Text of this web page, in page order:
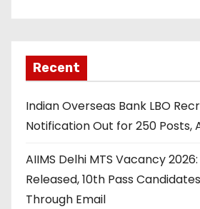
Recent
Indian Overseas Bank LBO
Notification Out for 250 Posts,
AIIMS Delhi MTS Vacancy
Released, 10th Pass
Through Email